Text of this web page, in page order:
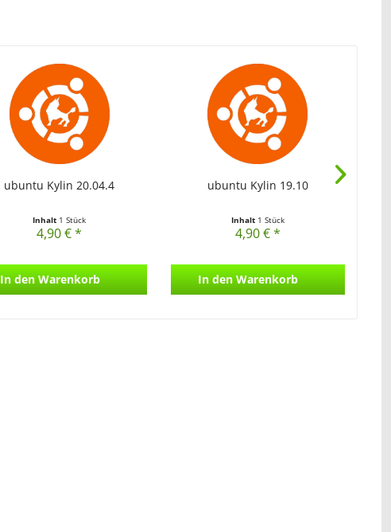
ubuntu Kylin 20.04.4
Inhalt 1 Stück
4,90 € *
In den Warenkorb
ubuntu Kylin 19.10
Inhalt 1 Stück
4,90 € *
In den Warenkorb